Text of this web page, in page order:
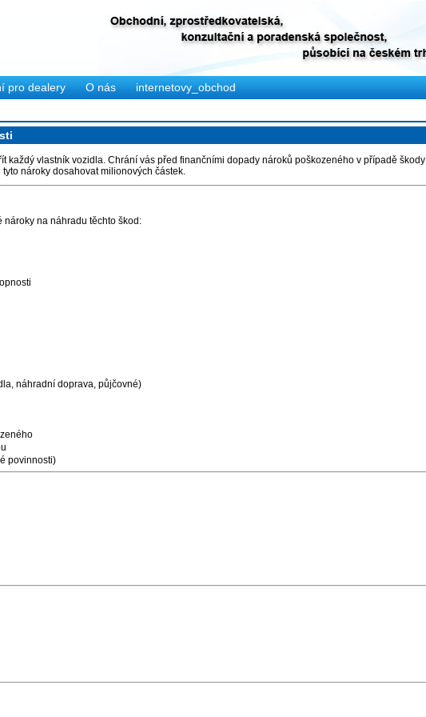
každý vlastník vozidla. Chrání vás před finančními dopady nároků poškozeného v případě škody
nároky dosahovat milionových částek.
na náhradu těchto škod:
náhradní doprava, půjčovné)
povinnosti)
pro dealery O nás internetovy_obchod